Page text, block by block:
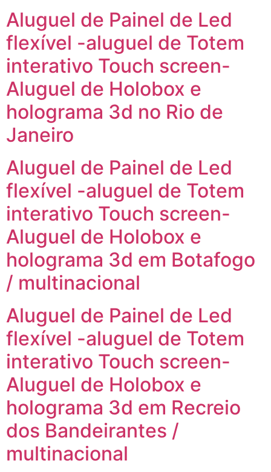
Aluguel de Painel de Led
flexível -aluguel de Totem
interativo Touch screen-
Aluguel de Holobox e
holograma 3d no Rio de
Janeiro
Aluguel de Painel de Led
flexível -aluguel de Totem
interativo Touch screen-
Aluguel de Holobox e
holograma 3d em Botafogo
/ multinacional
Aluguel de Painel de Led
flexível -aluguel de Totem
interativo Touch screen-
Aluguel de Holobox e
holograma 3d em Recreio
dos Bandeirantes /
multinacional